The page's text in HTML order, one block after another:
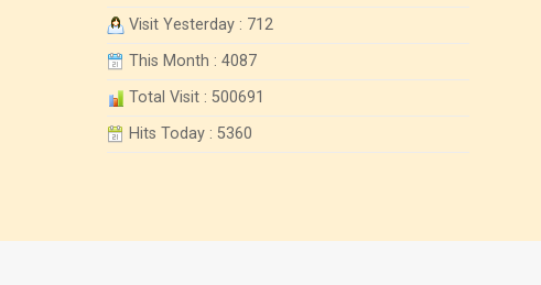
Visit Yesterday : 712
This Month : 4087
Total Visit : 500691
Hits Today : 5360